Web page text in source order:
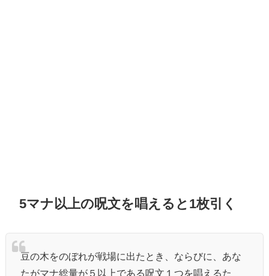
5マナ以上の呪文を唱えると1枚引く
豆の木をのぼれが戦場に出たとき、ならびに、あな
たがマナ総量が５以上である呪文１つを唱えるた